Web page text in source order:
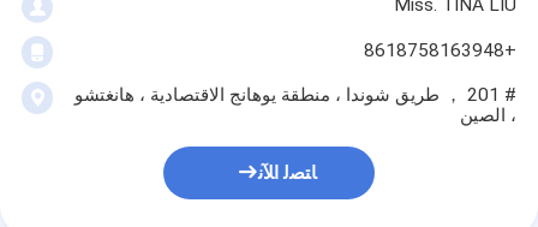
Miss. TINA LIU
+8618758163948
# 201 ， طريق شوندا ، منطقة يوهانج الاقتصادية ، هانغتشو
، الصين
ﺎﺘﺼﻟ ﺍﻶﻧ